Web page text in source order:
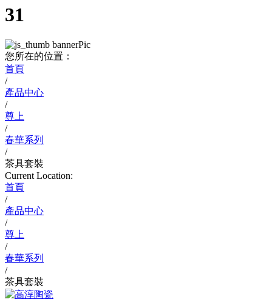
31
您所在的位置：
首頁
/
產品中心
/
尊上
/
春華系列
/
茶具套裝
Current Location:
首頁
/
產品中心
/
尊上
/
春華系列
/
茶具套裝